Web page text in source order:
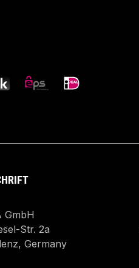
GmbH
Str. 2a
Germany